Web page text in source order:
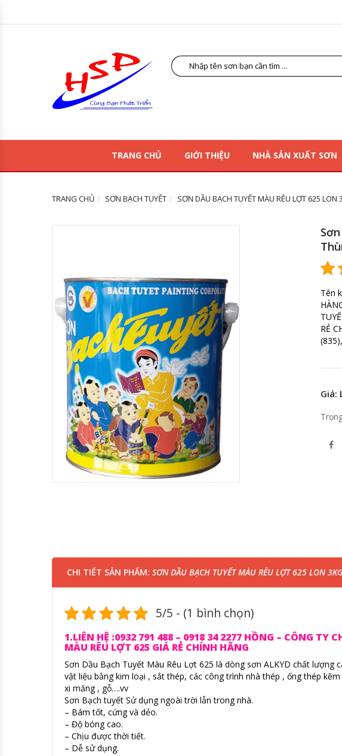
TRANG CHỦ GIỚI THIỆU NHÀ SẢN XUẤT SƠN
TRANG CHỦ SƠN BẠCH TUYẾT SƠN DẦU BẠCH TUYẾT MÀU RÊU LỢT 625
Tên
RẺ
Giá:
CHI TIẾT SẢN PHẨM: SƠN DẦU BẠCH TUYẾT MÀU RÊU LỢT 625 LON
5/5 - (1 bình chọn)
1.LIÊN HỆ :0932 791 488 – 0918 34 2277 HỒNG – CÔNG TY
MÀU RÊU LỢT 625 GIÁ RẺ CHÍNH HÃNG
Sơn Dầu Bạch Tuyết Màu Rêu Lợt 625 là dòng sơn ALKYD chất
vật liệu bằng kim loại , sắt thép, các công trình nhà thép , ống thép
xi măng , gỗ….vv
Sơn Bạch tuyết Sử dụng ngoài trời lẫn trong nhà.
– Bám tốt, cứng và dẻo.
– Độ bóng cao.
– Chịu được thời tiết.
– Dễ sử dụng.